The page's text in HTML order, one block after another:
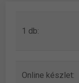
1 db:
Online készlet: